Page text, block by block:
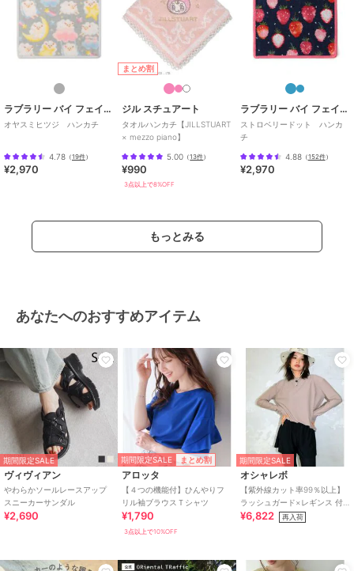
ラブラリー バイ フェイラー
オヤスミヒツジ ハンカチ
4.78 （19件）
¥2,970
まとめ割
ジル スチュアート
タオルハンカチ【JILLSTUART
× mezzo piano】
5.00 （13件）
¥990
3点以上で8%OFF
ラブラリー バイ フェイラー
ストロベリードット ハンカ
チ
4.88（152件）
¥2,970
もっとみる
あなたへのおすすめアイテム
期間限定SALE
ヴィヴィアン
やわらかソールレースアップ
スニーカーサンダル
¥2,690
期間限定SALE まとめ割
アロッタ
【４つの機能付】ひんやりフ
リル袖ブラウスＴシャツ
¥1,790
3点以上で10%OFF
期間限定SALE
オシャレボ
【紫外線カット率99％以上】
ラッシュガード×レギンス 付
き タンキニ
¥6,822 再入荷